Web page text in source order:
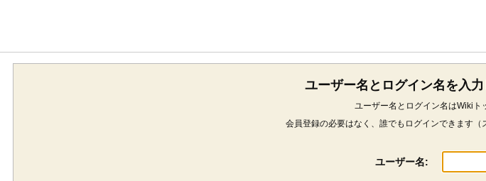
ユーザー名とログイン名を入
ユーザー名とログイン名はWikiト
会員登録の必要はなく、誰でもログインできます（
ユーザー名: